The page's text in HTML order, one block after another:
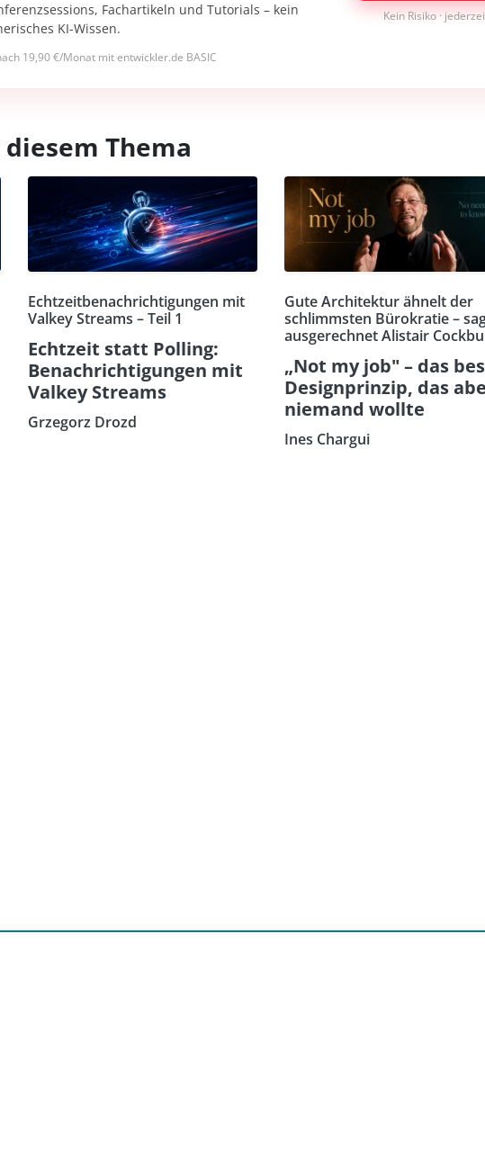
Fachartikeln und Tutorials – kein
KI-Wissen.
19,90 €/Monat mit entwickler.de BASIC
Kein Risiko ·
Thema
Echtzeitbenachrichtigungen mit
Valkey Streams – Teil 1
Echtzeit statt Polling:
Benachrichtigungen mit
Valkey Streams
Grzegorz Drozd
Gute Architektur ähnelt der
schlimmsten Bürokratie –
ausgerechnet Alistair
„Not my job" – das
Designprinzip, das
niemand wollte
Ines Chargui